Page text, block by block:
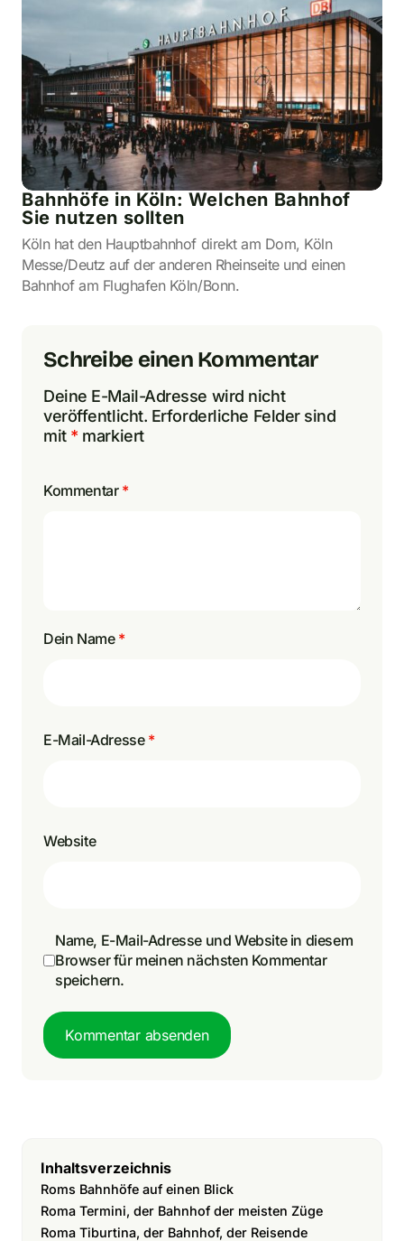
Bahnhöfe in Köln: Welchen Bahnhof
Sie nutzen sollten
Köln hat den Hauptbahnhof direkt am Dom, Köln
Messe/Deutz auf der anderen Rheinseite und einen
Bahnhof am Flughafen Köln/Bonn.
Schreibe einen Kommentar
Deine E-Mail-Adresse wird nicht
veröffentlicht. Erforderliche Felder sind
mit * markiert
Kommentar *
Dein Name *
E-Mail-Adresse *
Website
Name, E-Mail-Adresse und Website in diesem
Browser für meinen nächsten Kommentar
speichern.
Kommentar absenden
Inhaltsverzeichnis
Roms Bahnhöfe auf einen Blick
Roma Termini, der Bahnhof der meisten Züge
Roma Tiburtina, der Bahnhof, der Reisende